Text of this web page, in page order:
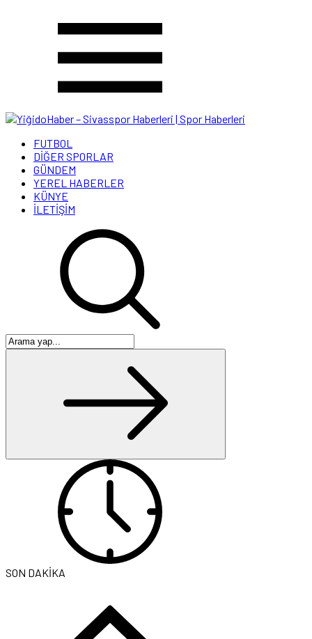
FUTBOL
DİĞER SPORLAR
GÜNDEM
YEREL HABERLER
KÜNYE
İLETİŞİM
SON DAKİKA